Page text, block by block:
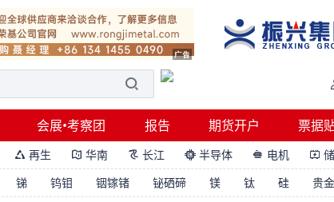
会展•考察团 报告 期货开户 票据
 再生  华南  长江  半导体  电机 
锑 钨钼 铟镓锗 铋硒碲 镁 钛 硅 贵